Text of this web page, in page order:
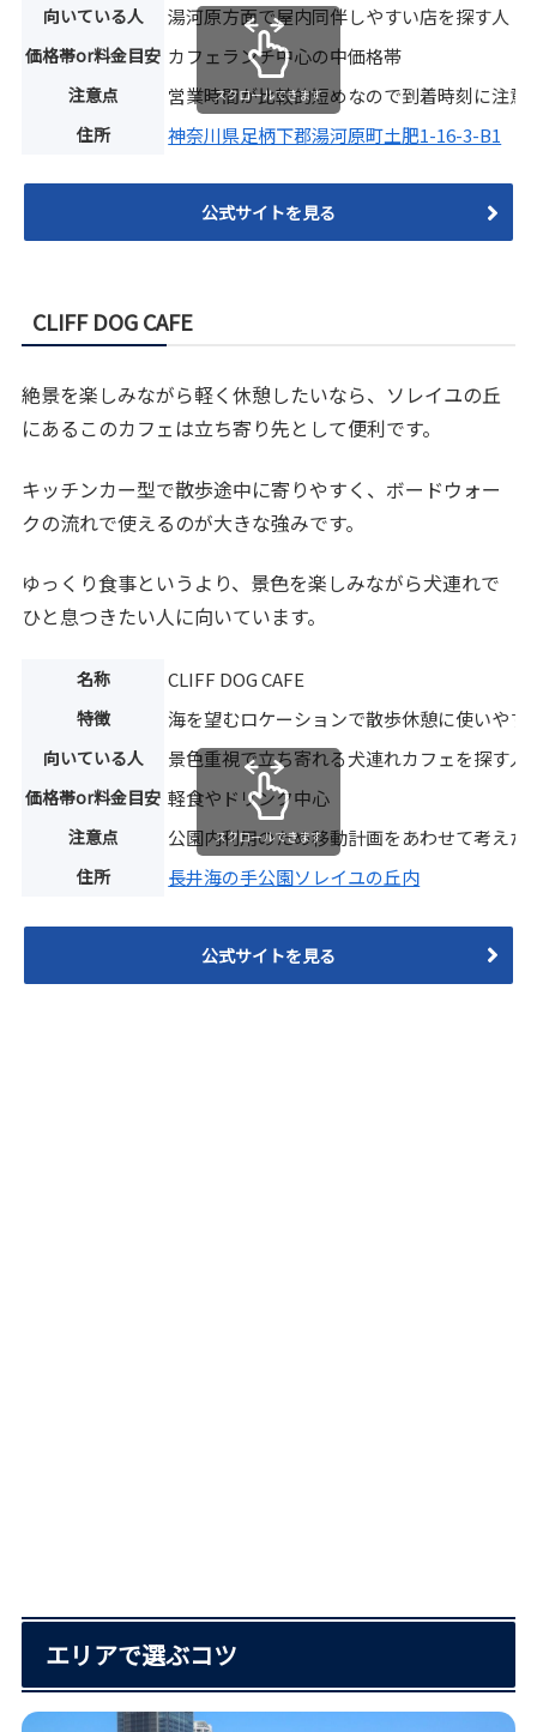
向いている人 湯河原方面で屋内同伴しやすい店を探す人
価格帯or料金目安 カフェランチ中心の中価格帯
注意点 営業時間が比較的短めなので到着時刻に注意
住所 神奈川県足柄下郡湯河原町土肥1-16-3-B1
スクロールできます
公式サイトを見る
CLIFF DOG CAFE
絶景を楽しみながら軽く休憩したいなら、ソレイユの丘
にあるこのカフェは立ち寄り先として便利です。
キッチンカー型で散歩途中に寄りやすく、ボードウォー
クの流れで使えるのが大きな強みです。
ゆっくり食事というより、景色を楽しみながら犬連れで
ひと息つきたい人に向いています。
名称 CLIFF DOG CAFE
特徴 海を望むロケーションで散歩休憩に使いやす
向いている人 景色重視で立ち寄れる犬連れカフェを探す人
価格帯or料金目安 軽食やドリンク中心
注意点 公園内利用のため移動計画をあわせて考えた
住所 長井海の手公園ソレイユの丘内
スクロールできます
公式サイトを見る
エリアで選ぶコツ